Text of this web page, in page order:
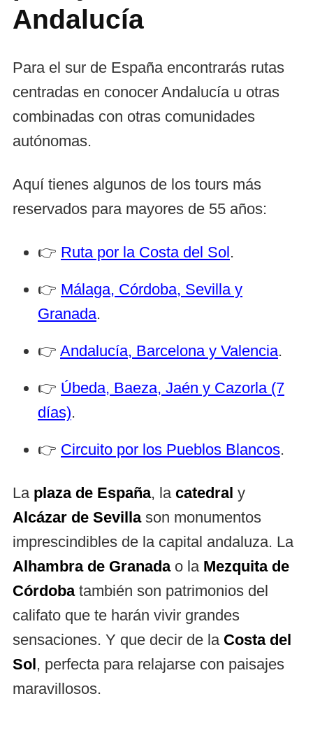
Andalucía
Para el sur de España encontrarás rutas
centradas en conocer Andalucía u otras
combinadas con otras comunidades
autónomas.
Aquí tienes algunos de los tours más
reservados para mayores de 55 años:
👉 Ruta por la Costa del Sol.
👉 Málaga, Córdoba, Sevilla y
Granada.
👉 Andalucía, Barcelona y Valencia.
👉 Úbeda, Baeza, Jaén y Cazorla (7
días).
👉 Circuito por los Pueblos Blancos.
La plaza de España, la catedral y
Alcázar de Sevillason monumentos
imprescindibles de la capital andaluza. La
Alhambra de Granadao la Mezquita de
Córdobatambién son patrimonios del
califato que te harán vivir grandes
sensaciones. Y que decir de la Costa del
Sol, perfecta para relajarse con paisajes
maravillosos.